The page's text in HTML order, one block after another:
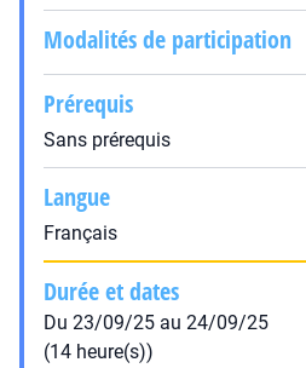
Modalités de participation
Prérequis
Sans prérequis
Langue
Français
Durée et dates
Du 23/09/25 au 24/09/25
(14 heure(s))